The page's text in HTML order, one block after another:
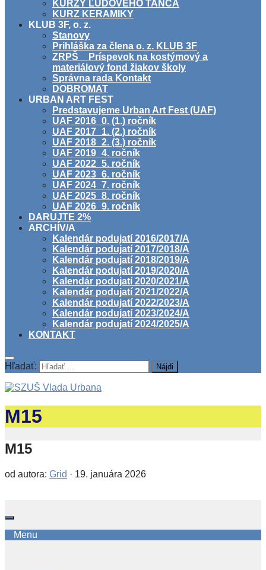
KURZY ĽUDOVÉHO TANCA
KURZ KERAMIKY
KLUB 3F, o. z.
Stanovy
Prihláška za člena o. z. KLUB 3F
ZRPŠ _ Príspevok na kostýmový a
materiálový fond žiakov školy
Správna rada Kontakt
DOBROMAT
URBAN ART FEST
Predstavujeme Urban Art Fest (UAF)
UAF 2016_0. (1.) ročník
UAF 2017_1. (2.) ročník
UAF 2018_2. (3.) ročník
UAF 2019_4. ročník
UAF 2022_5. ročník
UAF 2023_6. ročník
UAF 2024_7. ročník
UAF 2025_8. ročník
UAF 2026_9. ročník
DARUJTE 2%
ARCHÍV/A
Kalendár podujatí 2016/2017/A
Kalendár podujatí 2017/2018/A
Kalendár podujatí 2018/2019/A
Kalendár podujatí 2019/2020/A
Kalendár podujatí 2020/2021/A
Kalendár podujatí 2021/2022/A
Kalendár podujatí 2022/2023/A
Kalendár podujatí 2023/2024/A
Kalendár podujatí 2024/2025/A
KONTAKT
Hľadať:
M15
M15
od autora: Grid · 19. januára 2026
Menu